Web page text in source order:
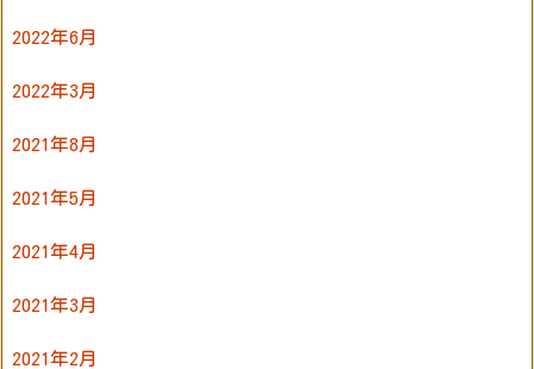
2022年6月
2022年3月
2021年8月
2021年5月
2021年4月
2021年3月
2021年2月